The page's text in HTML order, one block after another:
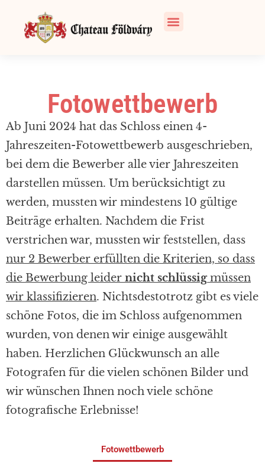
Fotowettbewerb
Ab Juni 2024 hat das Schloss einen 4-
Jahreszeiten-Fotowettbewerb ausgeschrieben,
bei dem die Bewerber alle vier Jahreszeiten
darstellen müssen. Um berücksichtigt zu
werden, mussten wir mindestens 10 gültige
Beiträge erhalten. Nachdem die Frist
verstrichen war, mussten wir feststellen, dass
nur 2 Bewerber erfüllten die Kriterien, so dass
die Bewerbung leider nicht schlüssigmüssen
wir klassifizieren. Nichtsdestotrotz gibt es viele
schöne Fotos, die im Schloss aufgenommen
wurden, von denen wir einige ausgewählt
haben. Herzlichen Glückwunsch an alle
Fotografen für die vielen schönen Bilder und
wir wünschen Ihnen noch viele schöne
fotografische Erlebnisse!
Fotowettbewerb